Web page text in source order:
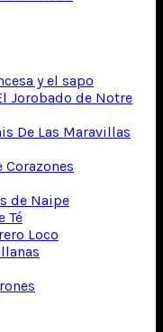
y el sapo
Jorobado de Notre
De Las Maravillas
Corazones
de Naipe
Té
Loco